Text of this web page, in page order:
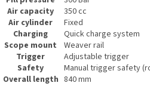
Air capacity
350 cc
Air cylinder
Fixed
Charging
Quick charge system
Scope mount
Weaver rail
Trigger
Adjustable trigger
Safety
Manual trigger safety
Overall length 840 mm